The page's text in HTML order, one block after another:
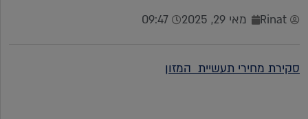
Rinat מאי 29, 2025 09:47
סקירת מחירי תעשיית המזון